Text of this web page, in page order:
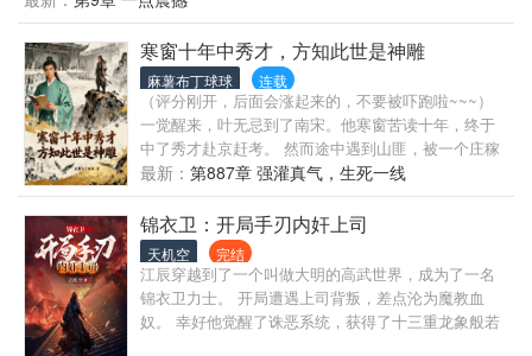
别死。”叉腰仰头，大佬风范。 “完了完了，二小姐又
犯病了！” 宫门没人相信那个只知道吃的二小姐，居然
真的是绝世高手，直到那一天…… 莲花楼 神医与神
仙，为什么没人告诉他神仙会是这样贪吃又奇葩的存
在啊。 但是谢谢你，出现在我的生命中…… …… 脑
回路神奇的玩家，仗着自己lv999欺负弱小的影视土着
们，想写沙雕文，纯找乐子，大概不会有什么感情
戏。 ooc预警！
寒窗十年中秀才，方知此世是神雕
麻薯布丁球球 连载
（评分刚开，后面会涨起来的，不要被吓跑啦~~~）
一觉醒来，叶无忌到了南宋。他寒窗苦读十年，终于
中了秀才赴京赶考。 然而途中遇到山匪，被一个庄稼
汉所救。 那人告诉叶无忌他叫郭靖。 叶无忌感觉天塌
了……
最新： 第887章 强灌真气，生死一线
锦衣卫：开局手刃内奸上司
天机空 完结
江辰穿越到了一个叫做大明的高武世界，成为了一名
锦衣卫力士。 开局遭遇上司背叛，差点沦为魔教血
奴。 幸好他觉醒了诛恶系统，获得了十三重龙象般若